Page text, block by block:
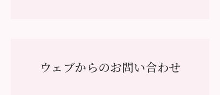
ウェブからのお問い合わせ